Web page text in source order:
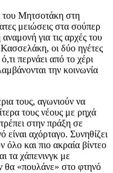
του Μητσοτάκη στη
μειώσεις στα σούπερ
για τις αρχές του
οι δύο ηγέτες
περνάει από το χέρι
την κοινωνία
τους, αγωνιούν να
τους νέους με ρηχά
στην πράξη σε
αχόρταγο. Συνηθίζει
και πιο ακραία βίντεο
τα χάπενινγκ με
θα «πουλάνε» στο φτηνό